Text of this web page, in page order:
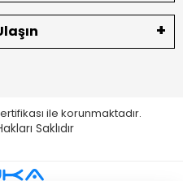
ile korunmaktadır.
Saklıdır